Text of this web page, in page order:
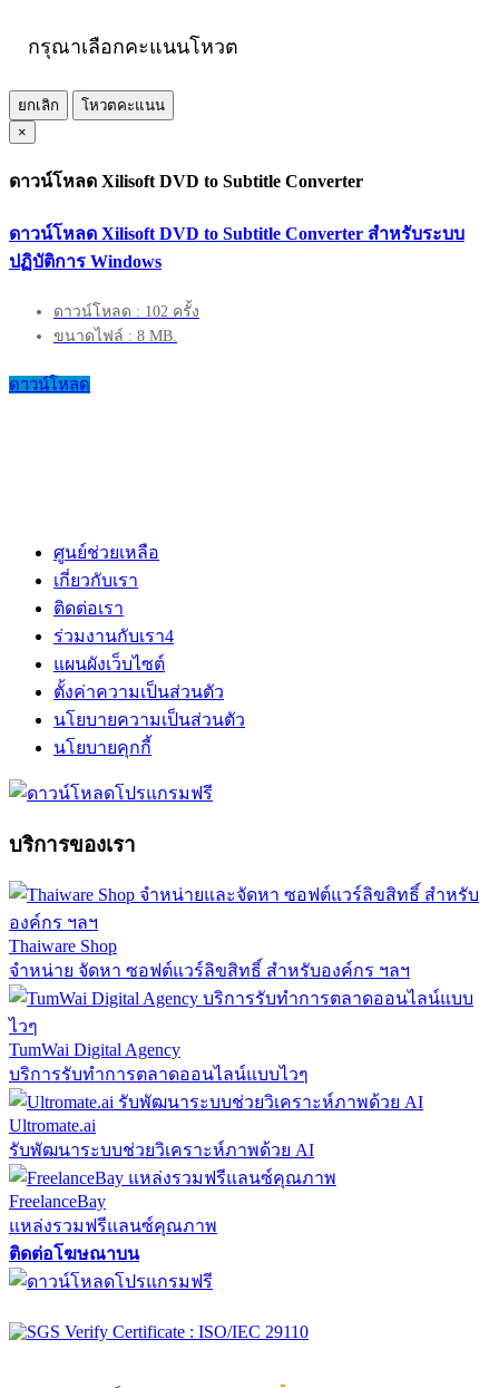
กรุณาเลือกคะแนนโหวต
ยกเลิก
โหวตคะแนน
×
ดาวน์โหลด Xilisoft DVD to Subtitle Converter
ดาวน์โหลด Xilisoft DVD to Subtitle Converter สำหรับระบบ
ปฏิบัติการ Windows
ดาวน์โหลด : 102 ครั้ง
ขนาดไฟล์ : 8 MB.
ดาวน์โหลด
ศูนย์ช่วยเหลือ
เกี่ยวกับเรา
ติดต่อเรา
ร่วมงานกับเรา4
แผนผังเว็บไซต์
ตั้งค่าความเป็นส่วนตัว
นโยบายความเป็นส่วนตัว
นโยบายคุกกี้
บริการของเรา
Thaiware Shop
จำหน่าย จัดหา ซอฟต์แวร์ลิขสิทธิ์ สำหรับองค์กร ฯลฯ
TumWai Digital Agency
บริการรับทำการตลาดออนไลน์แบบไวๆ
Ultromate.ai
รับพัฒนาระบบช่วยวิเคราะห์ภาพด้วย AI
FreelanceBay
แหล่งรวมฟรีแลนซ์คุณภาพ
ติดต่อโฆษณาบน